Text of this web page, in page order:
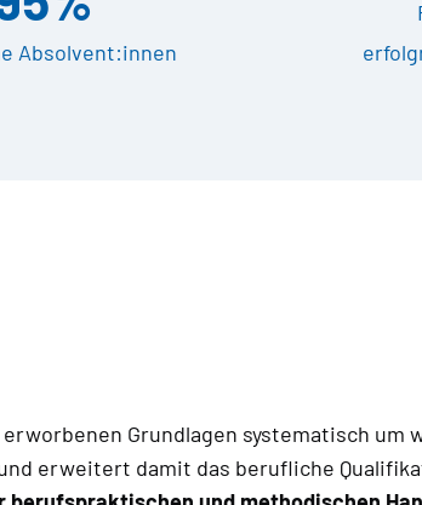
Absolvent:innen
Grundlagen systematisch um
erweitert damit das berufliche